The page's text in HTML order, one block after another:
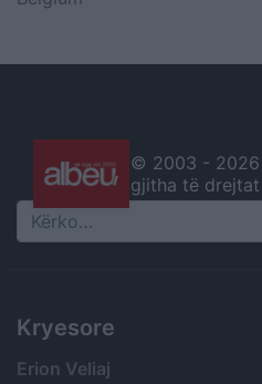
© 2003 -
gjitha të
Search
Kryesore
Erion Veliaj